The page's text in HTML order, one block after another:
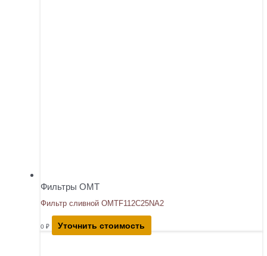
Фильтры OMT
Фильтр сливной OMTF112C25NA2
0 ₽ Уточнить стоимость